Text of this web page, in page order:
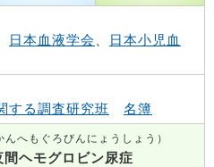
日本血液学会 、
日本小児血
する調査研究班
名簿
んへもぐろびんにょうしょう）
間ヘモグロビン尿症